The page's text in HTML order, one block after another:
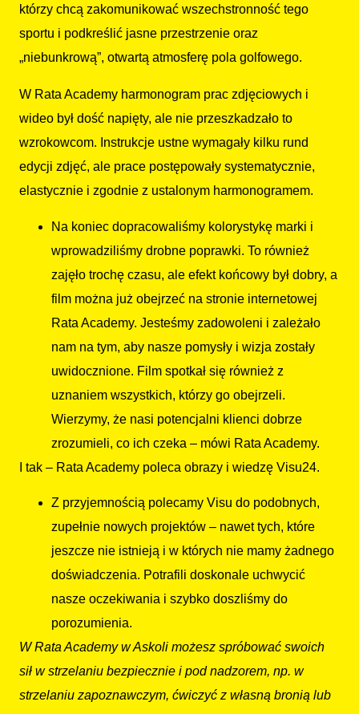
którzy chcą zakomunikować wszechstronność tego
sportu i podkreślić jasne przestrzenie oraz
„niebunkrową”, otwartą atmosferę pola golfowego.
W Rata Academy harmonogram prac zdjęciowych i
wideo był dość napięty, ale nie przeszkadzało to
wzrokowcom. Instrukcje ustne wymagały kilku rund
edycji zdjęć, ale prace postępowały systematycznie,
elastycznie i zgodnie z ustalonym harmonogramem.
Na koniec dopracowaliśmy kolorystykę marki i
wprowadziliśmy drobne poprawki. To również
zajęło trochę czasu, ale efekt końcowy był dobry, a
film można już obejrzeć na stronie internetowej
Rata Academy. Jesteśmy zadowoleni i zależało
nam na tym, aby nasze pomysły i wizja zostały
uwidocznione. Film spotkał się również z
uznaniem wszystkich, którzy go obejrzeli.
Wierzymy, że nasi potencjalni klienci dobrze
zrozumieli, co ich czeka – mówi Rata Academy.
I tak – Rata Academy poleca obrazy i wiedzę Visu24.
Z przyjemnością polecamy Visu do podobnych,
zupełnie nowych projektów – nawet tych, które
jeszcze nie istnieją i w których nie mamy żadnego
doświadczenia. Potrafili doskonale uchwycić
nasze oczekiwania i szybko doszliśmy do
porozumienia.
W Rata Academy w Askoli możesz spróbować swoich
sił w strzelaniu bezpiecznie i pod nadzorem, np. w
strzelaniu zapoznawczym, ćwiczyć z własną bronią lub